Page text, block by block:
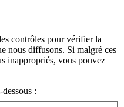
contrôles pour vérifier la
nous diffusons. Si malgré ces
inappropriés, vous pouvez
: